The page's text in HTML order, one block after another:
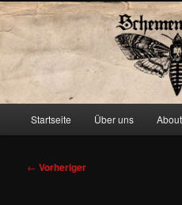
Zum
Startseite Über uns
Beitragsnavigation
← Vorheriger